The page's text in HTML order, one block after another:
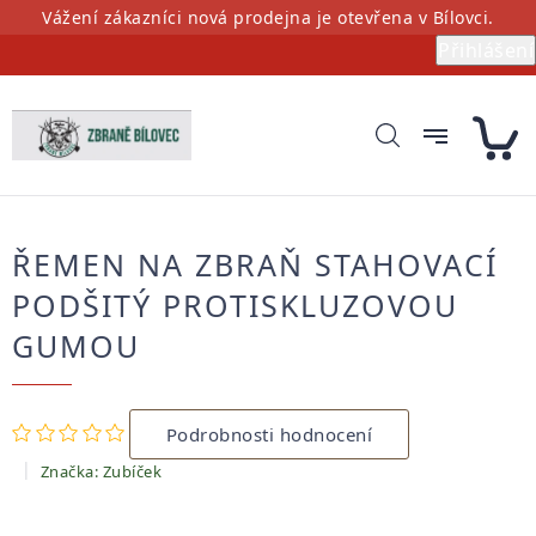
PřejítVážení zákazníci nová prodejna je otevřena v Bílovci.
ŘEMEN NA ZBRAŇ STAHOVACÍ
PODŠITÝ PROTISKLUZOVOU
GUMOU
Průměrné
hodnocení
produktu
je
Podrobnosti hodnocení
Značka: Zubíček